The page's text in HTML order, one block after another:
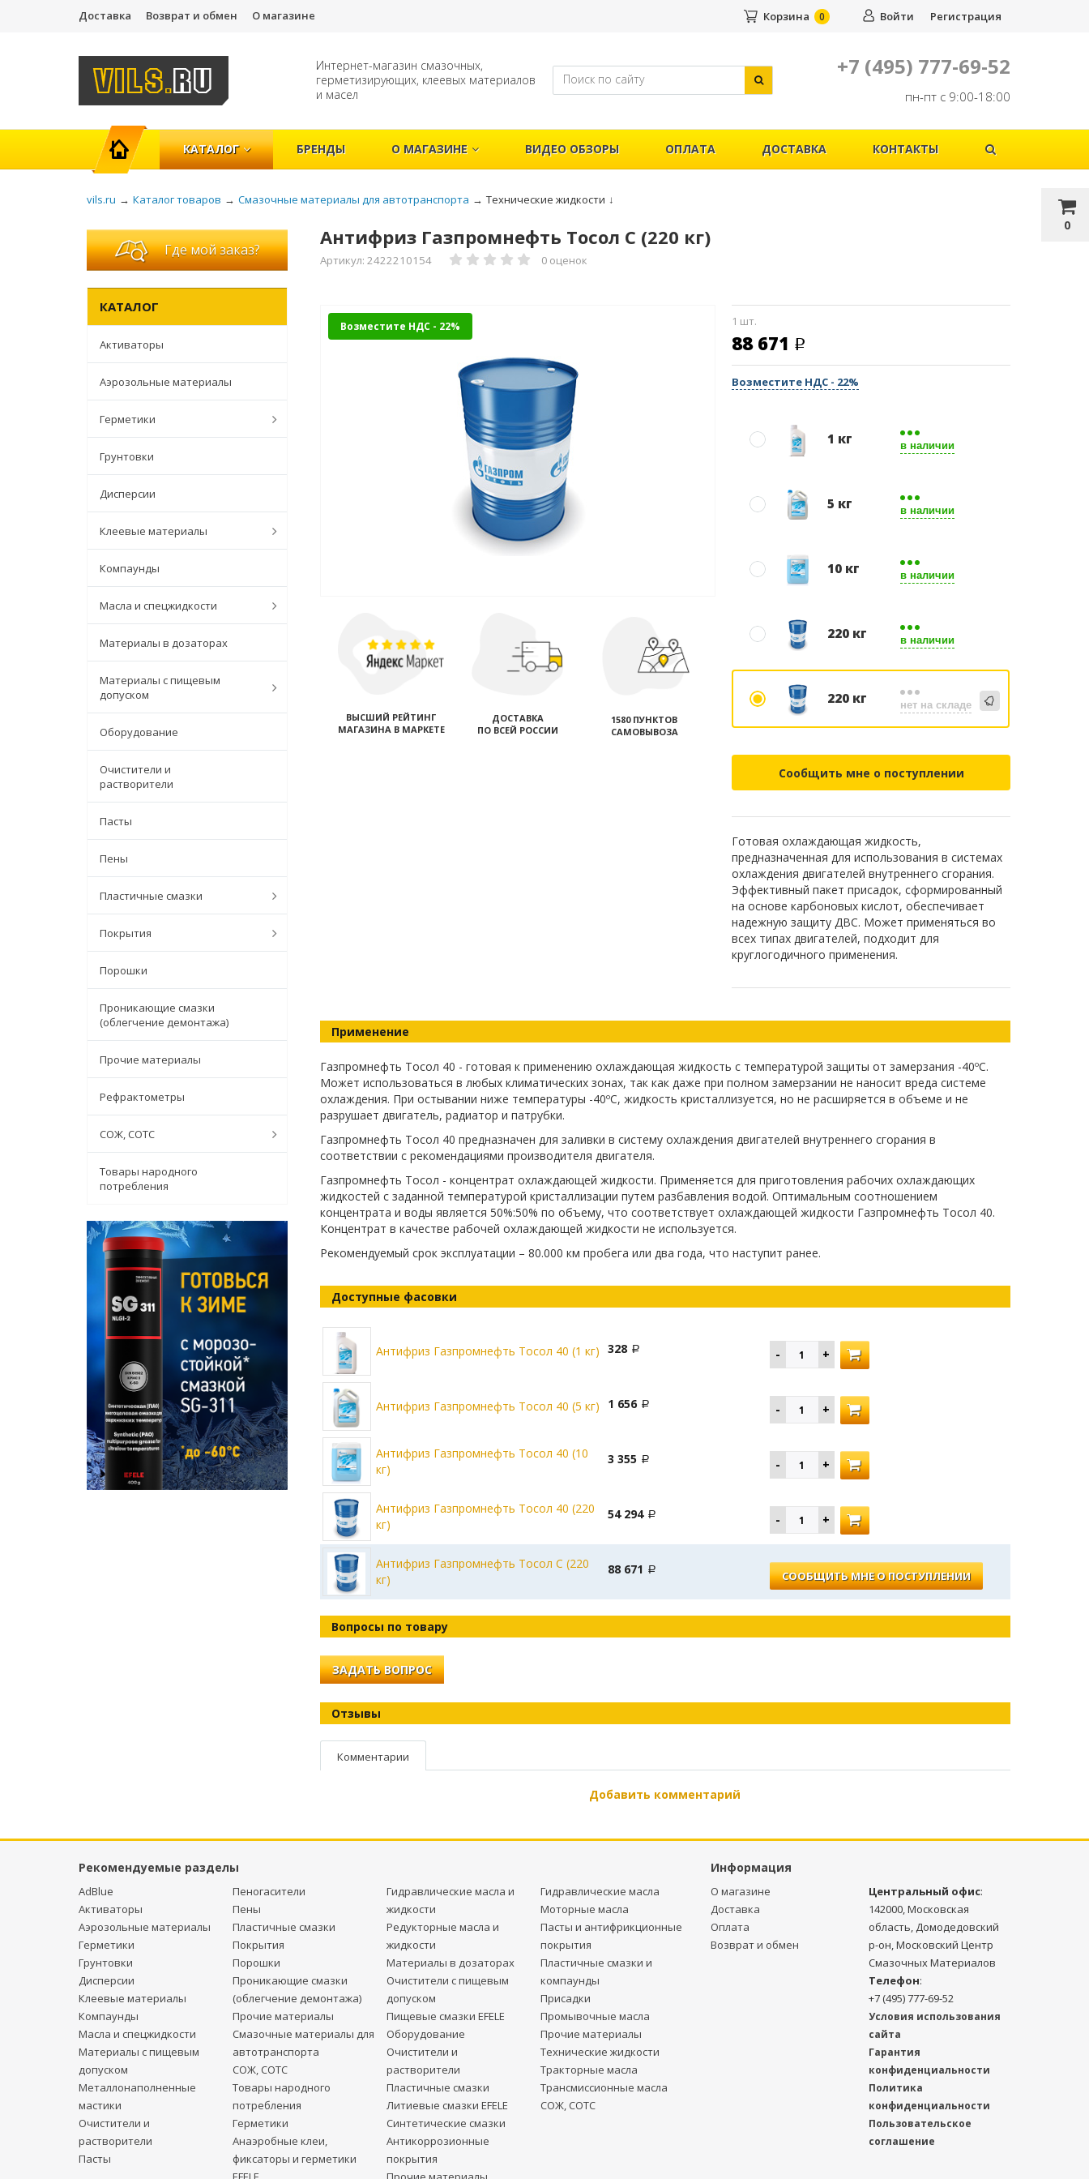
Доставка Возврат и обмен О магазине
0
Войти Регистрация
Корзина 0
Интернет-магазин смазочных,
герметизирующих, клеевых материалов
и масел
+7 (495) 777-69-52
пн-пт с 9:00-18:00
ГЛАВНАЯ
КАТАЛОГ БРЕНДЫ О МАГАЗИНЕ ВИДЕО ОБЗОРЫ ОПЛАТА ДОСТАВКА КОНТАКТЫ
vils.ru → Каталог товаров → Смазочные материалы для автотранспорта → Технические жидкости ↓
Где мой заказ?
КАТАЛОГ
Активаторы
Аэрозольные материалы
Герметики
Грунтовки
Дисперсии
Клеевые материалы
Компаунды
Масла и спецжидкости
Материалы в дозаторах
Материалы с пищевым
допуском
Оборудование
Очистители и
растворители
Пасты
Пены
Пластичные смазки
Покрытия
Порошки
Проникающие смазки
(облегчение демонтажа)
Прочие материалы
Рефрактометры
СОЖ, СОТС
Товары народного
потребления
Антифриз Газпромнефть Тосол С (220 кг)
Артикул: 2422210154 0 оценок
Возместите НДС - 22%
ВЫСШИЙ РЕЙТИНГ
МАГАЗИНА В МАРКЕТЕ
ДОСТАВКА
ПО ВСЕЙ РОССИИ
1580 ПУНКТОВ
САМОВЫВОЗА
1 шт.
88 671
Возместите НДС - 22%
1 кг в наличии
5 кг в наличии
10 кг в наличии
220 кг в наличии
220 кг нет на складе
Сообщить мне о поступлении
Готовая охлаждающая жидкость,
предназначенная для использования в системах
охлаждения двигателей внутреннего сгорания.
Эффективный пакет присадок, сформированный
на основе карбоновых кислот, обеспечивает
надежную защиту ДВС. Может применяться во
всех типах двигателей, подходит для
круглогодичного применения.
Применение
Газпромнефть Тосол 40 - готовая к применению охлаждающая жидкость с температурой защиты от замерзания -40ºС.
Может использоваться в любых климатических зонах, так как даже при полном замерзании не наносит вреда системе
охлаждения. При остывании ниже температуры -40ºС, жидкость кристаллизуется, но не расширяется в объеме и не
разрушает двигатель, радиатор и патрубки.
Газпромнефть Тосол 40 предназначен для заливки в систему охлаждения двигателей внутреннего сгорания в
соответствии с рекомендациями производителя двигателя.
Газпромнефть Тосол - концентрат охлаждающей жидкости. Применяется для приготовления рабочих охлаждающих
жидкостей с заданной температурой кристаллизации путем разбавления водой. Оптимальным соотношением
концентрата и воды является 50%:50% по объему, что соответствует охлаждающей жидкости Газпромнефть Тосол 40.
Концентрат в качестве рабочей охлаждающей жидкости не используется.
Рекомендуемый срок эксплуатации – 80.000 км пробега или два года, что наступит ранее.
Доступные фасовки
Антифриз Газпромнефть Тосол 40 (1 кг) 328
Антифриз Газпромнефть Тосол 40 (5 кг) 1 656
Антифриз Газпромнефть Тосол 40 (10
кг)
3 355
Антифриз Газпромнефть Тосол 40 (220
кг)
54 294
Антифриз Газпромнефть Тосол С (220
кг)
88 671 СООБЩИТЬ МНЕ О ПОСТУПЛЕНИИ
Вопросы по товару
ЗАДАТЬ ВОПРОС
Отзывы
Комментарии
Добавить комментарий
Рекомендуемые разделы Информация
AdBlue
Активаторы
Аэрозольные материалы
Герметики
Грунтовки
Дисперсии
Клеевые материалы
Компаунды
Масла и спецжидкости
Материалы с пищевым
допуском
Металлонаполненные
мастики
Очистители и
растворители
Пасты
Пеногасители
Пены
Пластичные смазки
Покрытия
Порошки
Проникающие смазки
(облегчение демонтажа)
Прочие материалы
Смазочные материалы для
автотранспорта
СОЖ, СОТС
Товары народного
потребления
Герметики
Анаэробные клеи,
фиксаторы и герметики
Гидравлические масла и
жидкости
Редукторные масла и
жидкости
Материалы в дозаторах
Очистители с пищевым
допуском
Пищевые смазки EFELE
Оборудование
Очистители и
растворители
Пластичные смазки
Литиевые смазки EFELE
Синтетические смазки
Антикоррозионные
покрытия
Гидравлические масла
Моторные масла
Пасты и антифрикционные
покрытия
Пластичные смазки и
компаунды
Присадки
Промывочные масла
Прочие материалы
Технические жидкости
Тракторные масла
Трансмиссионные масла
СОЖ, СОТС
О магазине
Доставка
Оплата
Возврат и обмен
Центральный офис:
142000, Московская
область, Домодедовский
р-он, Московский Центр
Смазочных Материалов
Телефон:
+7 (495) 777-69-52
Условия использования
сайта
Гарантия
конфиденциальности
Политика
конфиденциальности
Пользовательское
соглашение